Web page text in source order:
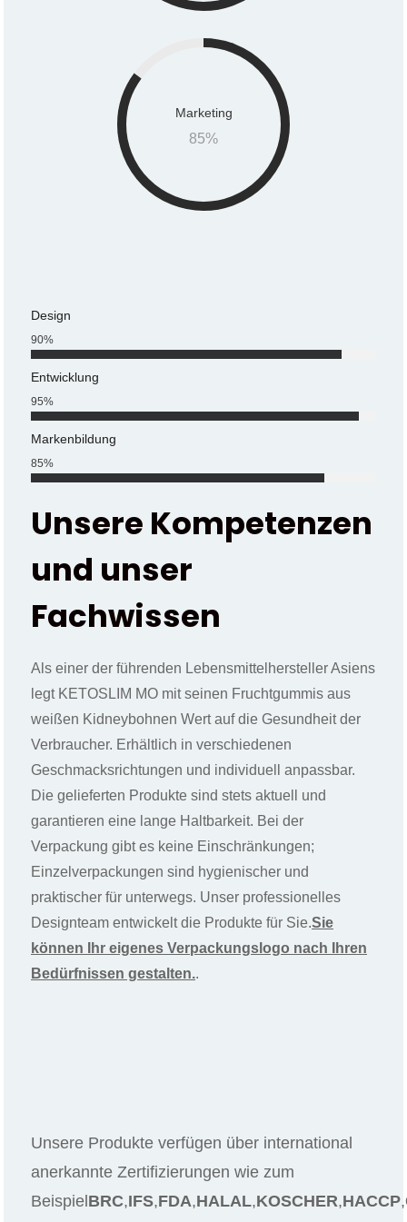
Marketing
85%
Design
90%
Entwicklung
95%
Markenbildung
85%
Unsere Kompetenzen
und unser
Fachwissen
Als einer der führenden Lebensmittelhersteller Asiens
legt KETOSLIM MO mit seinen Fruchtgummis aus
weißen Kidneybohnen Wert auf die Gesundheit der
Verbraucher. Erhältlich in verschiedenen
Geschmacksrichtungen und individuell anpassbar.
Die gelieferten Produkte sind stets aktuell und
garantieren eine lange Haltbarkeit. Bei der
Verpackung gibt es keine Einschränkungen;
Einzelverpackungen sind hygienischer und
praktischer für unterwegs. Unser professionelles
Designteam entwickelt die Produkte für Sie.Sie
können Ihr eigenes Verpackungslogo nach Ihren
Bedürfnissen gestalten..
Unsere Produkte verfügen über international
anerkannte Zertifizierungen wie zum
Beispiel BRC,IFS,FDA,HALAL,KOSCHER,HACCP,